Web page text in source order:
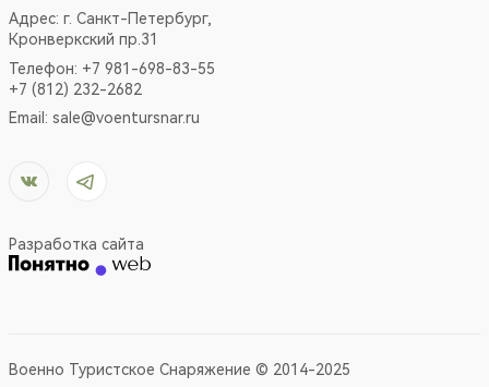
Адрес: г. Санкт-Петербург,
Кронверкский пр.31
Телефон: +7 981-698-83-55
+7 (812) 232-2682
Email: sale@voentursnar.ru
Разработка сайта
Военно Туристское Снаряжение © 2014-2025